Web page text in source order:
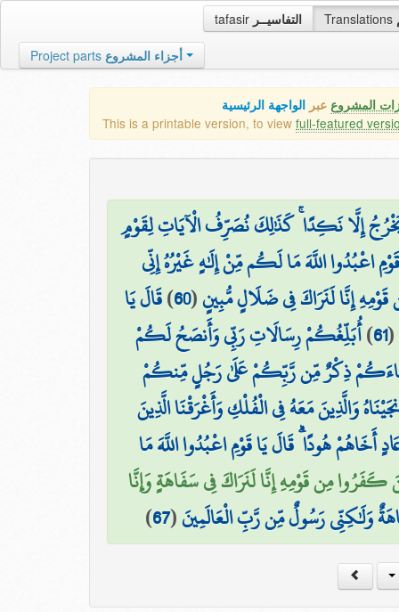
tafasir التفاسيــر Translations
Project parts أجزاء المشروع
المشروع عبر الواجهة الرئيسية
This is a printable version, to view full-featured
إِلَّا نَكِدًا ۚ كَذَٰلِكَ نُصَرِّفُ الْآيَاتِ لِقَوْمٍ
اعْبُدُوا اللَّهَ مَا لَكُم مِّنْ إِلَٰهٍ غَيْرُهُ إِنِّي
قَوْمِهِ إِنَّا لَنَرَاكَ فِي ضَلَالٍ مُّبِينٍ(
60
)قَالَ يَا
(
61
)أُبَلِّغُكُمْ رِسَالَاتِ رَبِّي وَأَنصَحُ لَكُمْ
ذِكْرٌ مِّن رَّبِّكُمْ عَلَىٰ رَجُلٍ مِّنكُمْ
وَالَّذِينَ مَعَهُ فِي الْفُلْكِ وَأَغْرَقْنَا الَّذِينَ
أَخَاهُمْ هُودًا ۗ قَالَ يَا قَوْمِ اعْبُدُوا اللَّهَ مَا
كَفَرُوا مِن قَوْمِهِ إِنَّا لَنَرَاكَ فِي سَفَاهَةٍ وَإِنَّا
وَلَٰكِنِّي رَسُولٌ مِّن رَّبِّ الْعَالَمِينَ(
67
)